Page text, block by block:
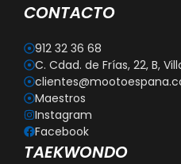
CONTACTO
912 32 36 68
C. Cdad. de Frías, 22, B,
Maestros
Instagram
Facebook
TAEKWONDO